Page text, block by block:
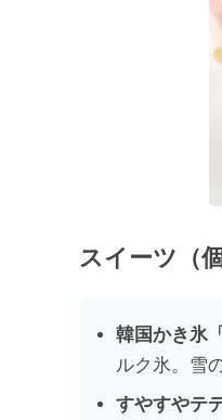
スイーツ（
韓国かき氷
ルク氷。雪
すやすやテ